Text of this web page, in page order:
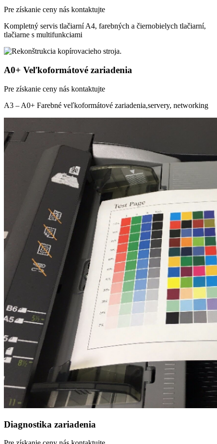
Pre získanie ceny nás kontaktujte
Kompletný servis tlačiarní A4, farebných a čiernobielych tlačiarní,
tlačiarne s multifunkciami
A0+ Veľkoformátové zariadenia
Pre získanie ceny nás kontaktujte
A3 – A0+ Farebné veľkoformátové zariadenia,servery, networking
Diagnostika zariadenia